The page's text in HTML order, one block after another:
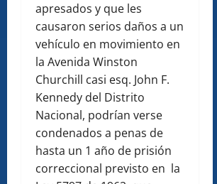
apresados y que les
causaron serios daños a un
vehículo en movimiento en
la Avenida Winston
Churchill casi esq. John F.
Kennedy del Distrito
Nacional, podrían verse
condenados a penas de
hasta un 1 año de prisión
correccional previsto en la